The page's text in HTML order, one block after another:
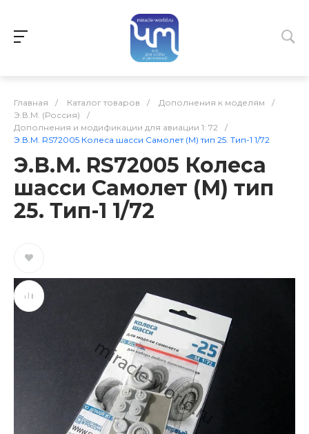
Главная / Каталог товаров / Дополнения к моделям
/
Э.В.М. (Россия)
/
Дополнения и модификации для авиации 1: 72
/
Э.В.М. RS72005 Колеса шасси Самолет (М) тип 25. Тип-1 1/72
Э.В.М. RS72005 Колеса
шасси Самолет (М) тип
25. Тип-1 1/72